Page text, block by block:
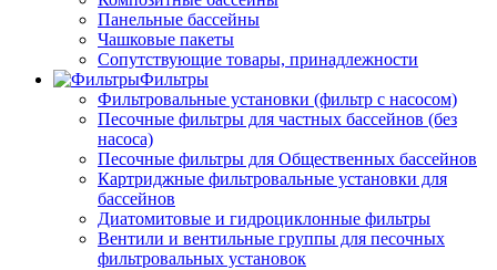
Панельные бассейны
Чашковые пакеты
Сопутствующие товары, принадлежности
Фильтры
Фильтровальные установки (фильтр с насосом)
Песочные фильтры для частных бассейнов (без
насоса)
Песочные фильтры для Общественных бассейнов
Картриджные фильтровальные установки для
бассейнов
Диатомитовые и гидроциклонные фильтры
Вентили и вентильные группы для песочных
фильтровальных установок